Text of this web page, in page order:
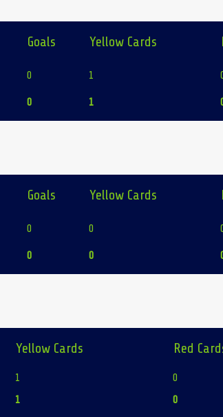
Goals Yellow Cards
0 1
0 1
Goals Yellow Cards
0 0
0 0
Yellow Cards Red
1 0
1 0